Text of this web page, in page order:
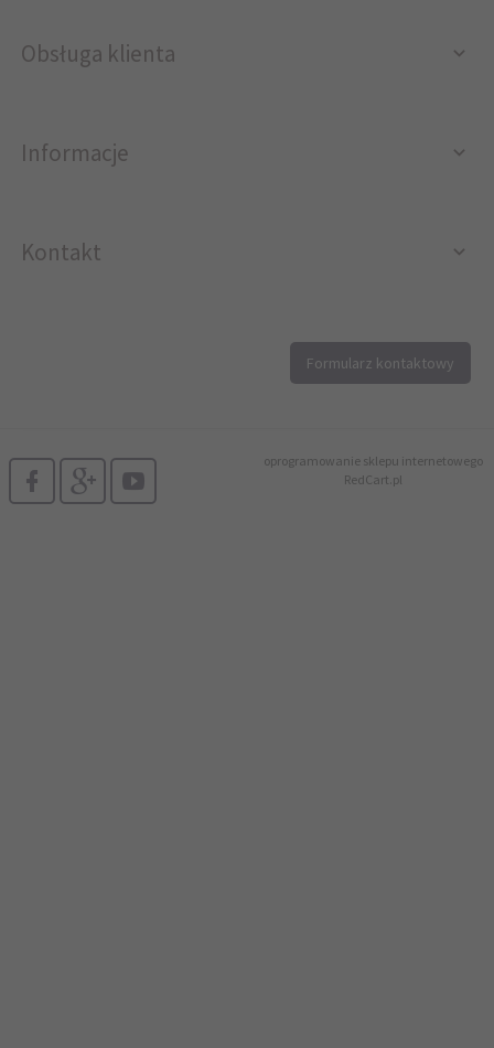
Obsługa klienta
Informacje
Kontakt
Formularz kontaktowy
oprogramowanie sklepu internetowego
RedCart.pl